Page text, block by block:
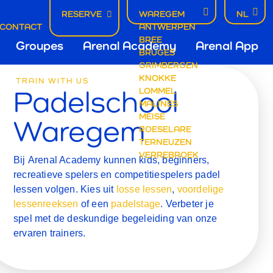
CONTACT
RESERVE
ANTWERPEN
BREE
BRUGES
GRIMBERGEN
KNOKKE
LOMMEL
MALINES
MEISE
ROESELARE
TERNEUZEN
VERREBROEK
WAREGEM NL
Groupes Arenal Academy Arenal App
TRAIN WITH US
Padelschool
Waregem
Bij Arenal Academy kunnen kids,beginners,
recreatieve spelersen competitiespelers padel
lessen volgen. Kies uitlosse lessen, voordelige
lessenreeksen of een padelstage. Verbeter je
spel met de deskundige begeleiding van onze
ervaren trainers.